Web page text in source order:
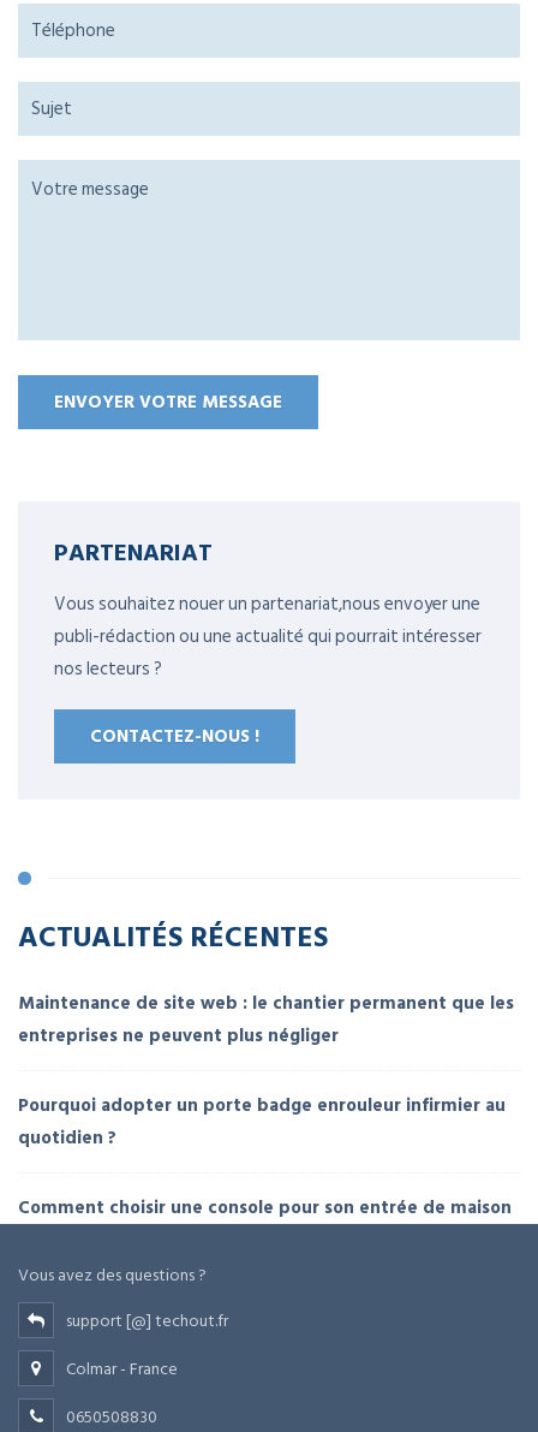
PARTENARIAT
Vous souhaitez nouer un partenariat,nous envoyer une
publi-rédaction ou une actualité qui pourrait intéresser
nos lecteurs ?
CONTACTEZ-NOUS !
ACTUALITÉS RÉCENTES
Maintenance de site web : le chantier permanent que les
entreprises ne peuvent plus négliger
Pourquoi adopter un porte badge enrouleur infirmier au
quotidien ?
Comment choisir une console pour son entrée de maison
Vous avez des questions ?
support [@] techout.fr
Colmar - France
0650508830